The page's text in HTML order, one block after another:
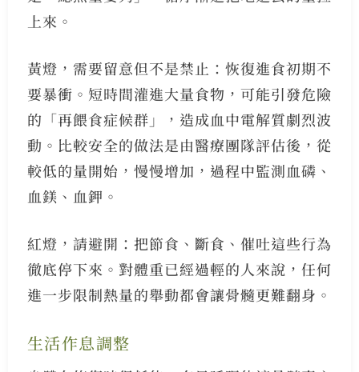
上來。
黃燈，需要留意但不是禁止：恢復進食初期不
要暴衝。短時間灌進大量食物，可能引發危險
的「再餵食症候群」，造成血中電解質劇烈波
動。比較安全的做法是由醫療團隊評估後，從
較低的量開始，慢慢增加，過程中監測血磷、
血鎂、血鉀。
紅燈，請避開：把節食、斷食、催吐這些行為
徹底停下來。對體重已經過輕的人來說，任何
進一步限制熱量的舉動都會讓骨髓更難翻身。
生活作息調整